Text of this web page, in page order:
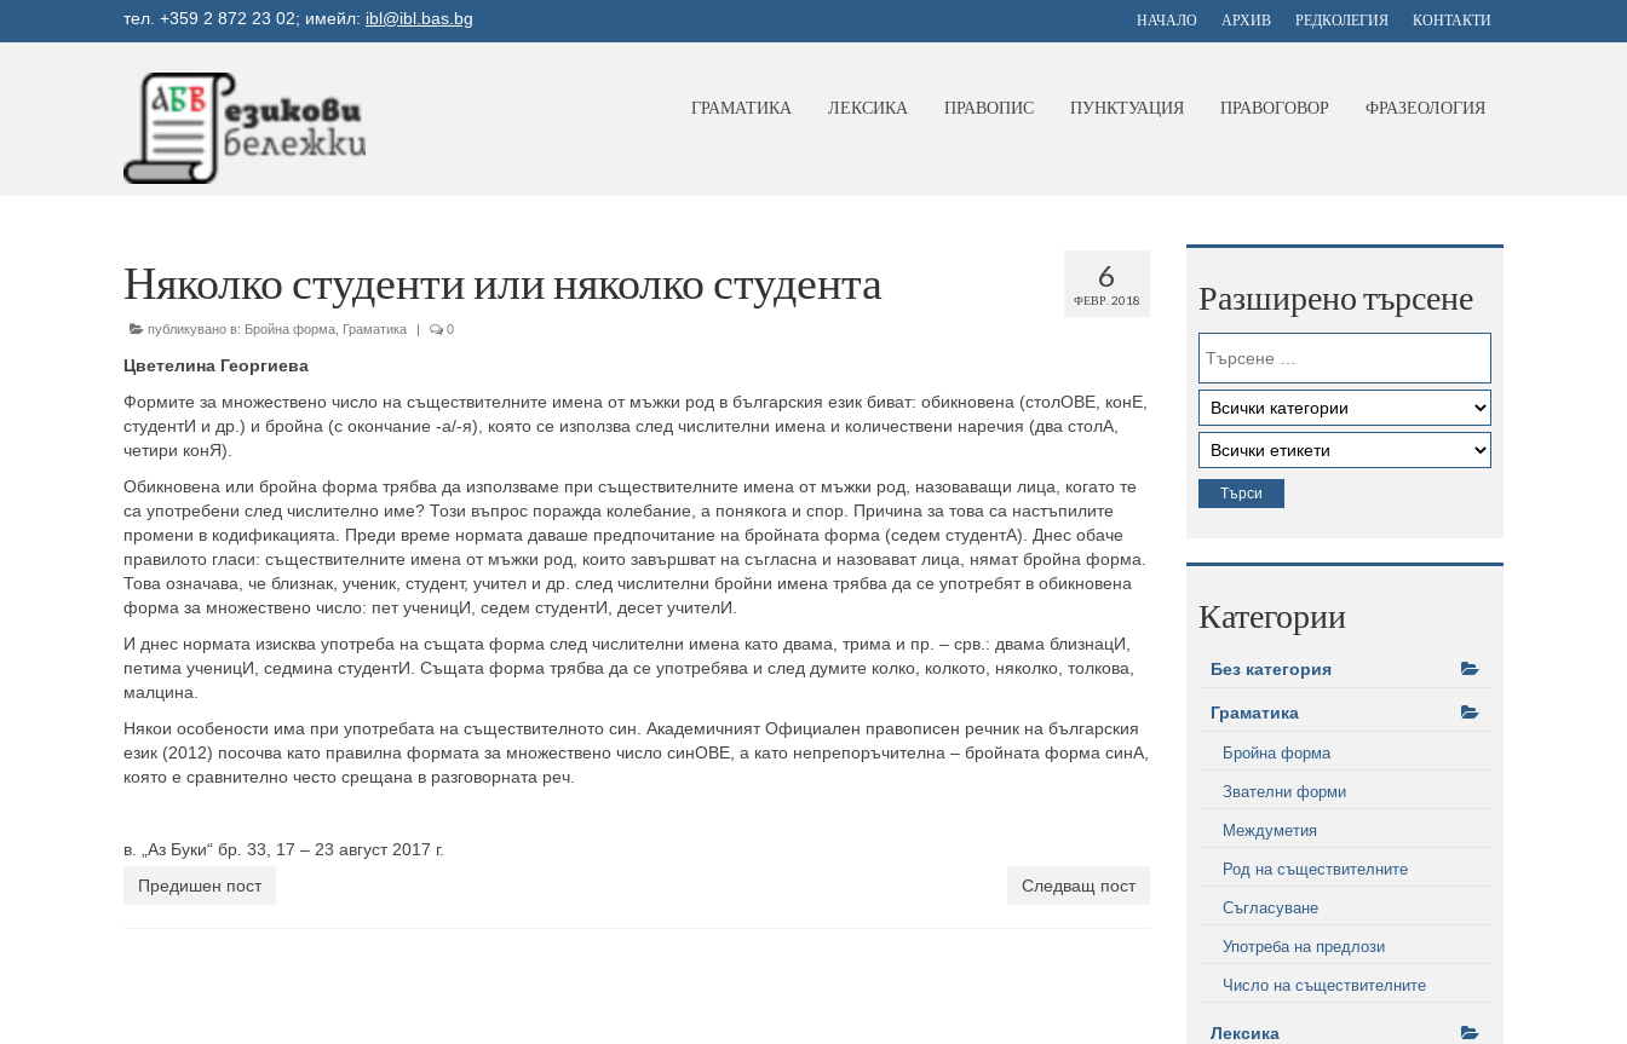
НАЧАЛО АРХИВ РЕДКОЛЕГИЯ КОНТАКТИ
тел. +359 2 872 23 02; имейл: ibl@ibl.bas.bg
ГРАМАТИКА ЛЕКСИКА ПРАВОПИС ПУНКТУАЦИЯ ПРАВОГОВОР ФРАЗЕОЛОГИЯ
6
ФЕВР. 2018
Няколко студенти или няколко студента
публикувано в: Бройна форма Граматика | 0
Цветелина Георгиева
Формите за множествено число на съществителните имена от мъжки род в българския език биват: обикновена (столОВЕ, конЕ,
студентИ и др.) и бройна (с окончание -а/-я), която се използва след числителни имена и количествени наречия (два столА,
четири конЯ).
Обикновена или бройна форма трябва да използваме при съществителните имена от мъжки род, назоваващи лица, когато те
са употребени след числително име? Този въпрос поражда колебание, а понякога и спор. Причина за това са настъпилите
промени в кодификацията. Преди време нормата даваше предпочитание на бройната форма (седем студентА). Днес обаче
правилото гласи: съществителните имена от мъжки род, които завършват на съгласна и назовават лица, нямат бройна форма.
Това означава, че близнак, ученик, студент, учител и др. след числителни бройни имена трябва да се употребят в обикновена
форма за множествено число: пет ученицИ, седем студентИ, десет учителИ.
И днес нормата изисква употреба на същата форма след числителни имена като двама, трима и пр. – срв.: двама близнацИ,
петима ученицИ, седмина студентИ. Същата форма трябва да се употребява и след думите колко, колкото, няколко, толкова,
малцина.
Някои особености има при употребата на съществителното син. Академичният Официален правописен речник на българския
език (2012) посочва като правилна формата за множествено число синОВЕ, а като непрепоръчителна – бройната форма синА,
която е сравнително често срещана в разговорната реч.
в. „Аз Буки“ бр. 33, 17 – 23 август 2017 г.
Предишен пост
Следващ пост
Разширено търсене
Категории
Без категория
Граматика
Бройна форма
Звателни форми
Междуметия
Род на съществителните
Съгласуване
Употреба на предлози
Число на съществителните
Лексика